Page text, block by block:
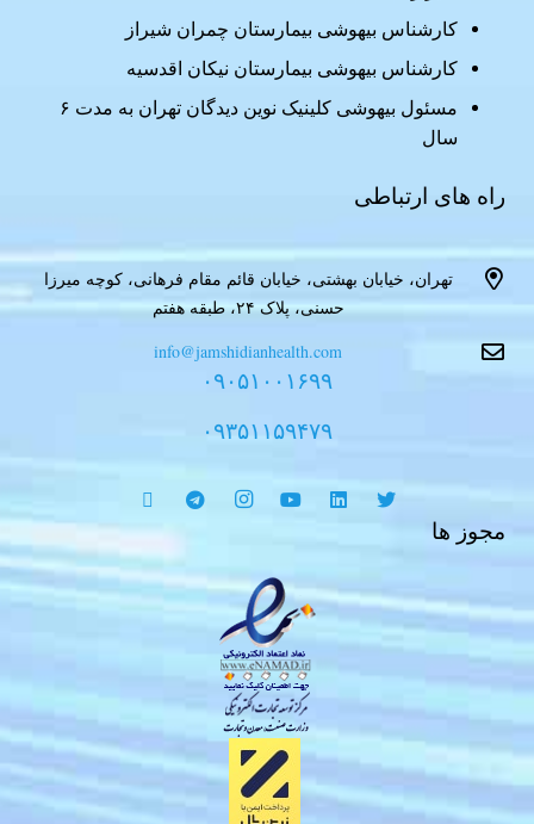
کارشناس بیهوشی بیمارستان چمران شیراز
کارشناس بیهوشی بیمارستان نیکان اقدسیه
مسئول بیهوشی کلینیک نوین دیدگان تهران به مدت ۶
سال
راه های ارتباطی
تهران، خیابان بهشتی، خیابان قائم مقام فرهانی، کوچه میرزا
حسنی، پلاک ۲۴، طبقه هفتم
info@jamshidianhealth.com
۰۹۰۵۱۰۰۱۶۹۹
۰۹۳۵۱۱۵۹۴۷۹
مجوز ها